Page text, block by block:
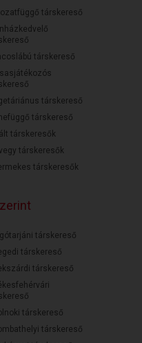
társkereső
társkereső
társkereső
társkereső
társkeresők
társkeresők
társkeresők
társkereső
társkereső
társkereső
társkereső
társkereső